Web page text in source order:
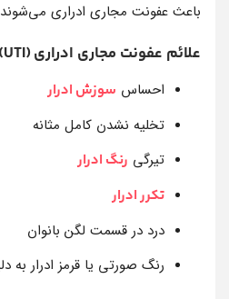
باعث عفونت مجاری ادراری
علائم عفونت مجاری ادراری (UTI)
احساس سوزش ادرار
تخلیه نشدن کامل مثانه
تیرگی رنگ ادرار
تکرر ادرار
درد در قسمت لگن بانوان
رنگ صورتی یا قرمز ادرار به